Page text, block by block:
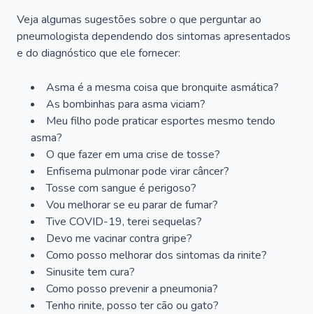
Veja algumas sugestões sobre o que perguntar ao
pneumologista dependendo dos sintomas apresentados
e do diagnóstico que ele fornecer:
Asma é a mesma coisa que bronquite asmática?
As bombinhas para asma viciam?
Meu filho pode praticar esportes mesmo tendo
asma?
O que fazer em uma crise de tosse?
Enfisema pulmonar pode virar câncer?
Tosse com sangue é perigoso?
Vou melhorar se eu parar de fumar?
Tive COVID-19, terei sequelas?
Devo me vacinar contra gripe?
Como posso melhorar dos sintomas da rinite?
Sinusite tem cura?
Como posso prevenir a pneumonia?
Tenho rinite, posso ter cão ou gato?